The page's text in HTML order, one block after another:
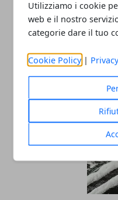
Utilizziamo i cookie
web e il nostro
categorie dare il tuo
Cookie Policy |
Banda delle
e ricettazione